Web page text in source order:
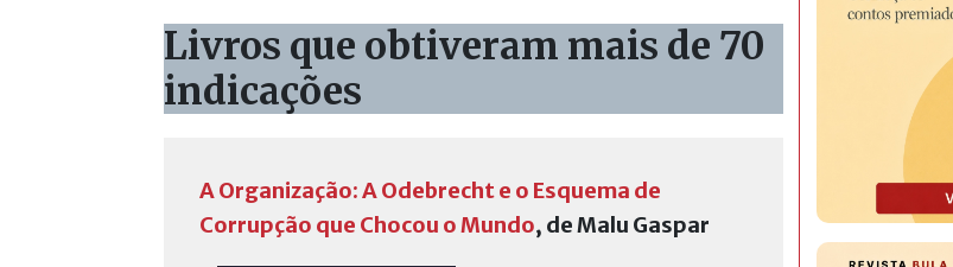
Livros que obtiveram mais de 70
indicações
A Organização: A Odebrecht e o Esquema de
Corrupção que Chocou o Mundo, de Malu Gaspar